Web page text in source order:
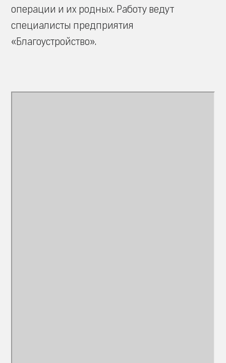
операции и их родных. Работу ведут
специалисты предприятия
«Благоустройство».